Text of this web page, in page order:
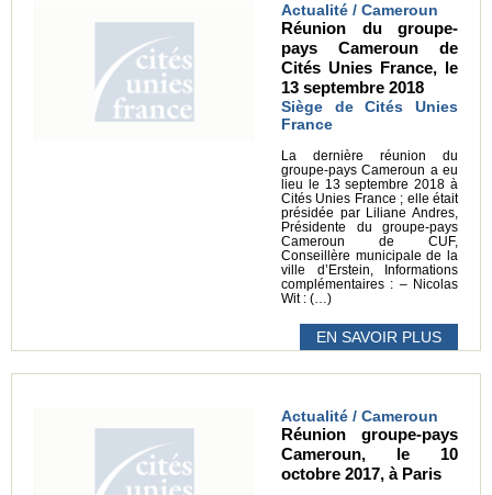
Actualité / Cameroun
Réunion du groupe-
pays Cameroun de
Cités Unies France, le
13 septembre 2018
Siège de Cités Unies
France
La dernière réunion du
groupe-pays Cameroun a eu
lieu le 13 septembre 2018 à
Cités Unies France ; elle était
présidée par Liliane Andres,
Présidente du groupe-pays
Cameroun de CUF,
Conseillère municipale de la
ville d’Erstein, Informations
complémentaires : – Nicolas
Wit : (…)
EN SAVOIR PLUS
Actualité / Cameroun
Réunion groupe-pays
Cameroun, le 10
octobre 2017, à Paris